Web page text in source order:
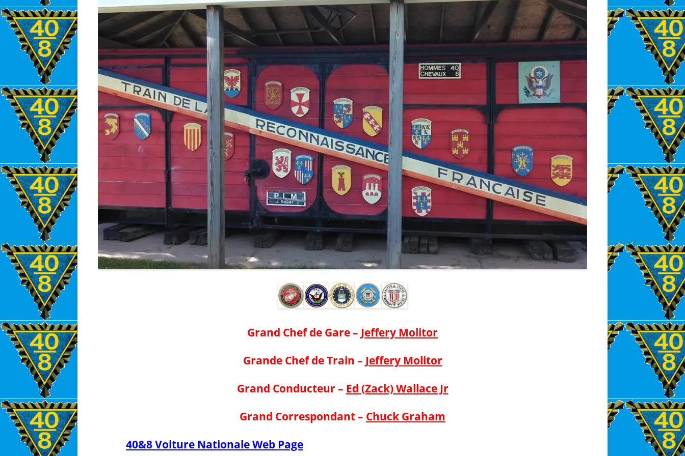
Grand Chef de Gare – Jeffery Molitor
Grande Chef de Train – Jeffery Molitor
Grand Conducteur – Ed (Zack) Wallace Jr
Grand Correspondant – Chuck Graham
40&8 Voiture Nationale Web Page